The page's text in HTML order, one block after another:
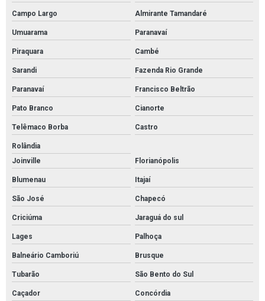
Campo Largo Almirante Tamandaré
Umuarama Paranavaí
Piraquara Cambé
Sarandi Fazenda Rio Grande
Paranavaí Francisco Beltrão
Pato Branco Cianorte
Telêmaco Borba Castro
Rolândia
Joinville
Florianópolis
Blumenau Itajaí
São José Chapecó
Criciúma Jaraguá do sul
Lages Palhoça
Balneário Camboriú Brusque
Tubarão São Bento do Sul
Caçador Concórdia